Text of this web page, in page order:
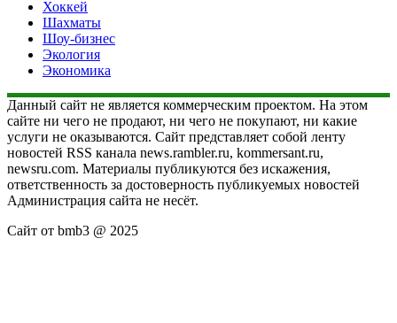
Хоккей
Шахматы
Шоу-бизнес
Экология
Экономика
Данный сайт не является коммерческим проектом. На этом
сайте ни чего не продают, ни чего не покупают, ни какие
услуги не оказываются. Сайт представляет собой ленту
новостей RSS канала news.rambler.ru, kommersant.ru,
newsru.com. Материалы публикуются без искажения,
ответственность за достоверность публикуемых новостей
Администрация сайта не несёт.
Сайт от bmb3 @ 2025